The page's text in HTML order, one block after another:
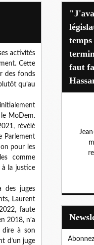
activités
Cette
des fonds
qu’au
MoDem.
révélé
Parlement
pour les
comme
à la justice
des juges
Laurent
faute
2018, n’a
dire à son
d’un juge
"J'avais déjà alerté pendant les
faut